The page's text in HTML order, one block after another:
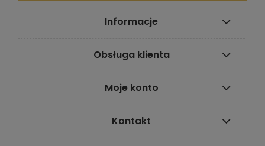
Informacje
Obsługa klienta
Moje konto
Kontakt